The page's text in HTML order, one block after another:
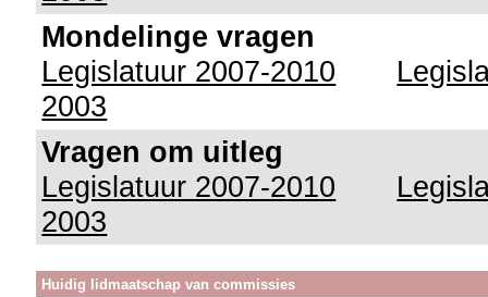
Mondelinge vragen
Legislatuur 2007-2010
2003
Vragen om uitleg
Legislatuur 2007-2010
2003
Huidig lidmaatschap van commissies